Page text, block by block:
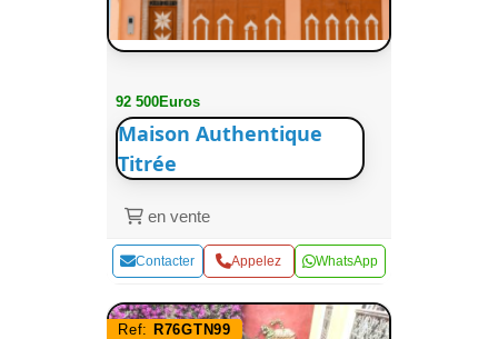
92 500Euros
Maison Authentique
Titrée
en vente
Contacter Appelez WhatsApp
Ref: R76GTN99